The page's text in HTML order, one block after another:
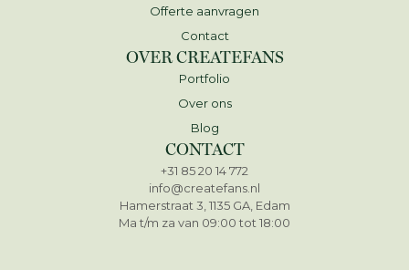
Offerte aanvragen
Contact
OVER CREATEFANS
Portfolio
Over ons
Blog
CONTACT
+31 85 20 14 772
info@createfans.nl
Hamerstraat 3, 1135 GA, Edam
Ma t/m za van 09:00 tot 18:00